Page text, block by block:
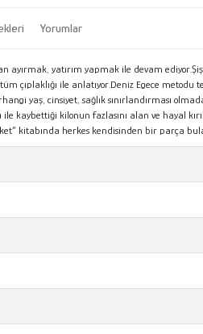
Yorumlar
yatırım yapmak ile devam
çıplaklığı ile anlatıyor.Deniz Egece
yaş, cinsiyet, sağlık sınırlandırması
kilonun fazlasını alan ve hayal
kitabında herkes kendisinden bir parça